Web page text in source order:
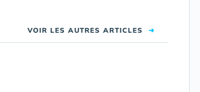
VOIR LES AUTRES ARTICLES ➜